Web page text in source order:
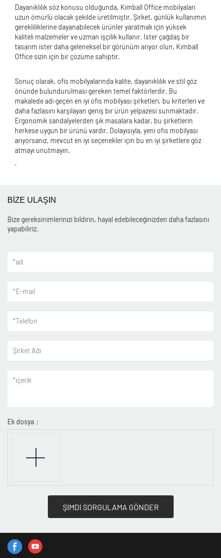
Dayanıklılık söz konusu olduğunda, Kimball Office mobilyaları
uzun ömürlü olacak şekilde üretilmiştir. Şirket, günlük kullanımın
gerekliliklerine dayanabilecek ürünler yaratmak için yüksek
kaliteli malzemeler ve uzman işçilik kullanır. İster çağdaş bir
tasarım ister daha geleneksel bir görünüm arıyor olun, Kimball
Office sizin için bir çözüme sahiptir.
Sonuç olarak, ofis mobilyalarında kalite, dayanıklılık ve stil göz
önünde bulundurulması gereken temel faktörlerdir. Bu
makalede adı geçen en iyi ofis mobilyası şirketleri, bu kriterleri ve
daha fazlasını karşılayan geniş bir ürün yelpazesi sunmaktadır.
Ergonomik sandalyelerden şık masalara kadar, bu şirketlerin
herkese uygun bir ürünü vardır. Dolayısıyla, yeni ofis mobilyası
arıyorsanız, mevcut en iyi seçenekler için bu en iyi şirketlere göz
atmayı unutmayın.
.
BİZE ULAŞIN
Bize gereksinimlerinizi bildirin, hayal edebileceğinizden daha fazlasını
yapabiliriz.
*ad
*E-mail
*Telefon
Şirket Adı
*içerik
Ek dosya：
ŞİMDİ SORGULAMA GÖNDER